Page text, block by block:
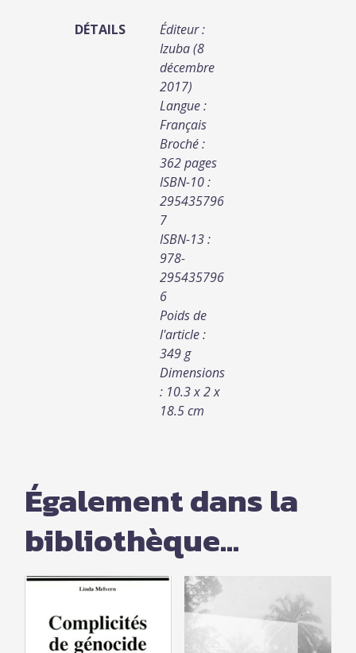
DÉTAILS
Éditeur :
Izuba (8
décembre
2017)
Langue :
Français
Broché :
362 pages
ISBN-10 :
295435796
7
ISBN-13 :
978-
295435796
6
Poids de
l'article :
349 g
Dimensions
: 10.3 x 2 x
18.5 cm
Également dans la
bibliothèque...